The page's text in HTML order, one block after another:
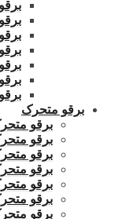
برقو
برقو
برقو
برقو
برقو
برقو
برقو
برقو متحرک
برقو متحرک 10.3-9.5
برقو متحرک 11.11–10.3
برقو متحرک 13.5–12
برقو متحرک 15–13.5
برقو متحرک16.6 تا 18.25
برقو متحرک 21.5–19.75
برقو متحرک 26.98–23.8